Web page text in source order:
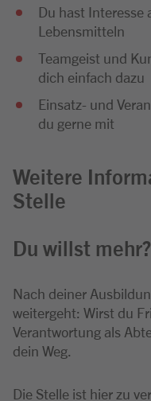
Du hast Interesse
Lebensmitteln
Teamgeist und
dich einfach dazu
Einsatz- und
du gerne mit
Weitere
Stelle
Du willst mehr?
Nach deiner
weitergeht: Wirst du
Verantwortung als
dein Weg.
Die Stelle ist hier zu